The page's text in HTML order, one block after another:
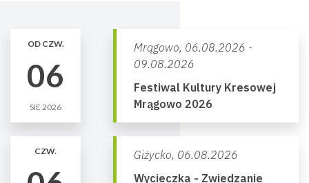
OD CZW.
06
SIE 2026
Mrągowo, 06.08.2026 -
09.08.2026
Festiwal Kultury Kresowej
Mrągowo 2026
CZW. Giżycko, 06.08.2026
Wycieczka - Zwiedzanie